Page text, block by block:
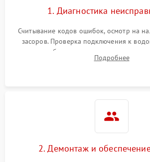
1. Диагностика
Считывание кодов ошибок, осмотр на
засоров. Проверка подключения к
жалоб на отсутствие слива,
разбрызгивателей или срабатывание
Подробнее
2. Демонтаж и